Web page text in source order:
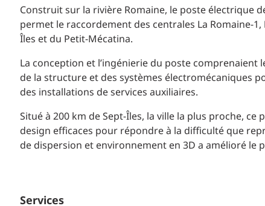
Construit sur la rivière Romaine, le poste électrique
permet le raccordement des centrales La Romaine-
Îles et du Petit-Mécatina.
La conception et l’ingénierie du poste
de la structure et des systèmes électromécaniques
des installations de services auxiliaires.
Situé à 200 km de Sept-Îles, la ville la plus proche,
design efficaces pour répondre à la difficulté que
de dispersion et environnement en 3D a amélioré le
Services